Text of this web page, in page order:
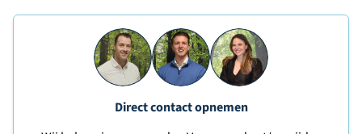
Direct contact opnemen